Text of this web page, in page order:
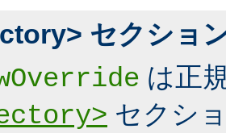
セクショ
は正
セクシ